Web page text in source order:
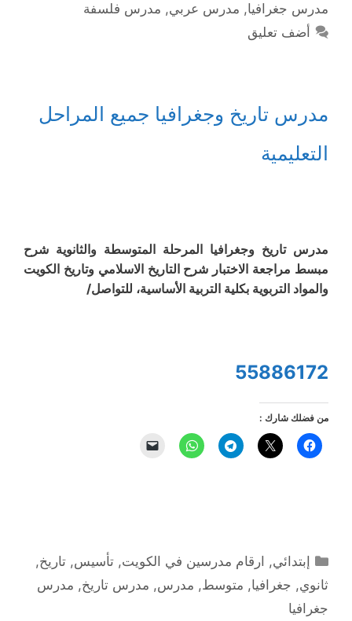
مدرس جغرافيا, مدرس عربي, مدرس فلسفة
أضف تعليق
مدرس تاريخ وجغرافيا جميع المراحل
التعليمية
مدرس تاريخ وجغرافيا المرحلة المتوسطة والثانوية شرح
مبسط مراجعة الاختبار شرح التاريخ الاسلامي وتاريخ الكويت
والمواد التربوية بكلية التربية الأساسية، للتواصل/
55886172
من فضلك شارك :
التصنيفات
إبتدائي, ارقام مدرسين في الكويت,تأسيس,تاريخ,
ثانوي, جغرافيا, متوسط, مدرس, مدرس تاريخ, مدرس
جغرافيا